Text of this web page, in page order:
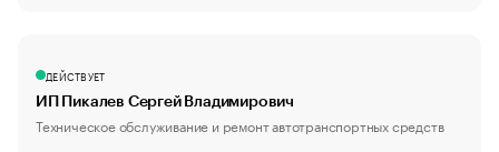
ДЕЙСТВУЕТ
ИП Пикалев Сергей Владимирович
Техническое обслуживание и ремонт автотранспортных средств